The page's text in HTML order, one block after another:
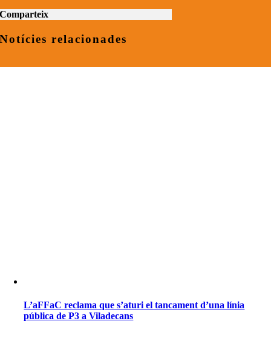
Comparteix
Notícies relacionades
L’aFFaC reclama que s’aturi el tancament d’una línia
pública de P3 a Viladecans